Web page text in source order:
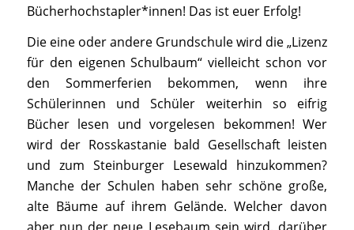
Bücherhochstapler*innen! Das ist euer Erfolg!
Die eine oder andere Grundschule wird die „Lizenz
für den eigenen Schulbaum“ vielleicht schon vor
den Sommerferien bekommen, wenn ihre
Schülerinnen und Schüler weiterhin so eifrig
Bücher lesen und vorgelesen bekommen! Wer
wird der Rosskastanie bald Gesellschaft leisten
und zum Steinburger Lesewald hinzukommen?
Manche der Schulen haben sehr schöne große,
alte Bäume auf ihrem Gelände. Welcher davon